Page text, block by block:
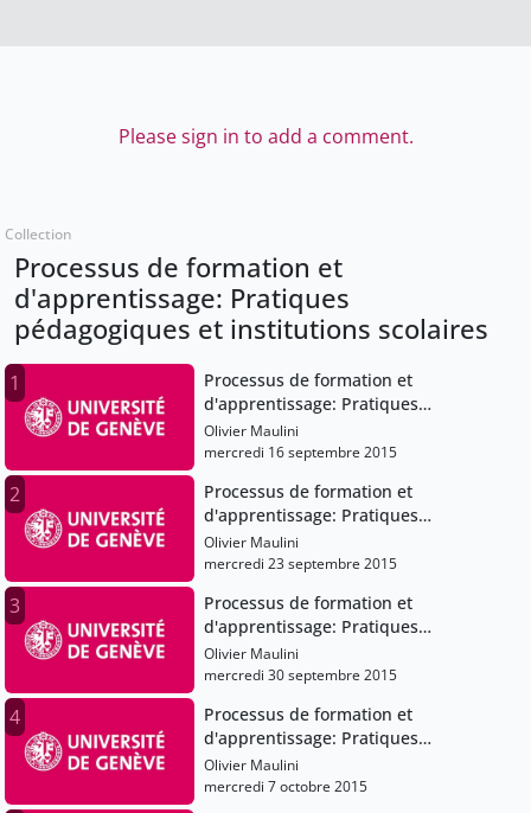
Please sign in to add a comment.
Collection
Processus de formation et
d'apprentissage: Pratiques
pédagogiques et institutions scolaires
1
Processus de formation et
d'apprentissage: Pratiques
pédagogiques et institutions scolaires
Olivier Maulini
mercredi 16 septembre 2015
2
Processus de formation et
d'apprentissage: Pratiques
pédagogiques et institutions scolaires
Olivier Maulini
mercredi 23 septembre 2015
3
Processus de formation et
d'apprentissage: Pratiques
pédagogiques et institutions scolaires
Olivier Maulini
mercredi 30 septembre 2015
4
Processus de formation et
d'apprentissage: Pratiques
pédagogiques et institutions scolaires
Olivier Maulini
mercredi 7 octobre 2015